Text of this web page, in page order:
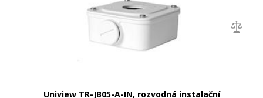
Uniview TR-JB05-A-IN, rozvodná instalační